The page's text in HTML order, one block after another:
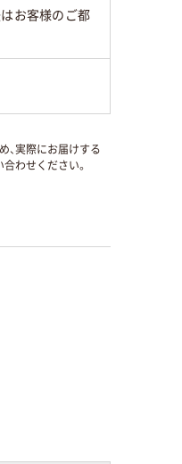
はお客様のご都
、実際にお届けする
わせください。